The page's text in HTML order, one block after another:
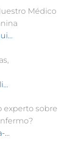
Médico
experto sobre
…